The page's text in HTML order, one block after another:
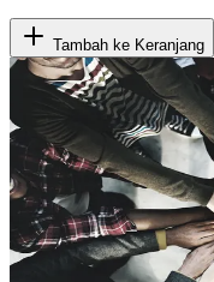
Tambah ke Keranjang